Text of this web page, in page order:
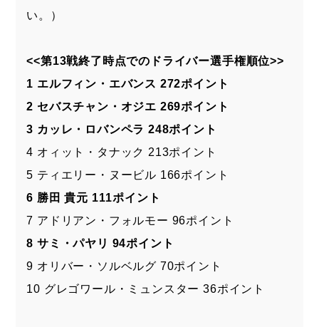
い。）
<<第13戦終了時点でのドライバー選手権順位>>
1 エルフィン・エバンス 272ポイント
2 セバスチャン・オジエ 269ポイント
3 カッレ・ロバンペラ 248ポイント
4 オィット・タナック 213ポイント
5 ティエリー・ヌービル 166ポイント
6 勝田 貴元 111ポイント
7 アドリアン・フォルモー 96ポイント
8 サミ・パヤリ 94ポイント
9 オリバー・ソルベルグ 70ポイント
10 グレゴワール・ミュンスター 36ポイント